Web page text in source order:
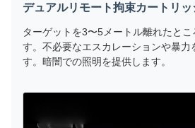
デュアルリモート拘束カートリッ
ターゲットを3〜5メートル離れたと
す。不必要なエスカレーションや暴力
す。暗闇での照明を提供します。